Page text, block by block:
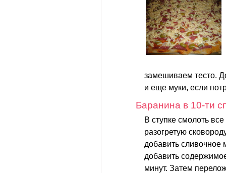
замешиваем тесто.
и еще муки, если
Баранина в 10-ти
В ступке смолоть
разогретую
добавить сливочное
добавить
минут. Затем